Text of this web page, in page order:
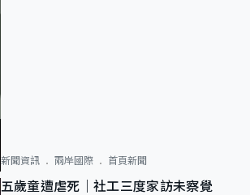
新聞資訊 兩岸國際 首頁新聞
五歲童遭虐死｜社工三度家訪未察覺